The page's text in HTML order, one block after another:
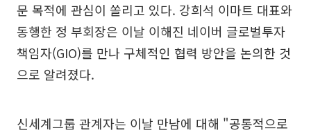
문 목적에 관심이 쏠리고 있다. 강희석 이마트 대표와
동행한 정 부회장은 이날 이해진 네이버 글로벌투자
책임자(GIO)를 만나 구체적인 협력 방안을 논의한 것
으로 알려졌다.
신세계그룹 관계자는 이날 만남에 대해 "공통적으로